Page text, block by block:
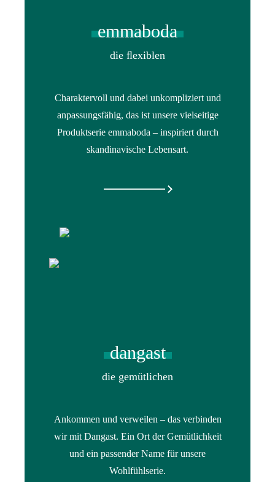
emmaboda
die ﬂexiblen
Charaktervoll und dabei unkompliziert und
anpassungsfähig, das ist unsere vielseitige
Produktserie emmaboda – inspiriert durch
skandinavische Lebensart.
dangast
die gemütlichen
Ankommen und verweilen – das verbinden
wir mit Dangast. Ein Ort der Gemütlichkeit
und ein passender Name für unsere
Wohlfühlserie.